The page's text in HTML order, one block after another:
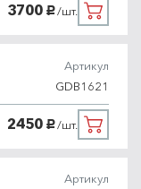
3700 руб./шт.
Артикул
GDB1621
2450 руб./шт.
Артикул